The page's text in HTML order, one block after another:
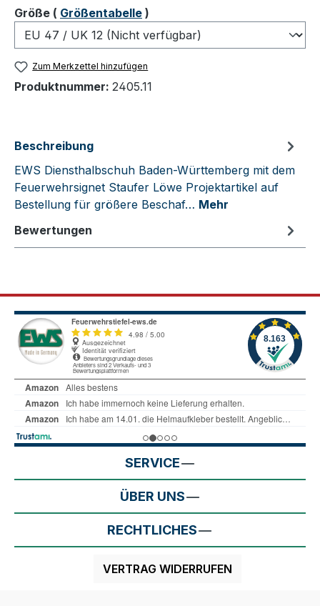
Größeauswählen
( Größentabelle )
Zum Merkzettel hinzufügen
Produktnummer: 2405.11
Beschreibung
EWS Diensthalbschuh Baden-Württemberg mit dem
Feuerwehrsignet Staufer Löwe Projektartikel auf
Bestellung für größere Beschaf… Mehr
Bewertungen
SERVICE
ÜBER UNS
RECHTLICHES
VERTRAG WIDERRUFEN